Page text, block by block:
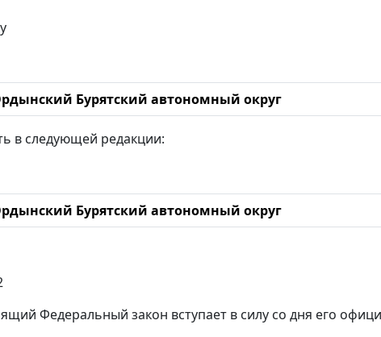
Бурятский автономный округ
в следующей редакции:
Бурятский автономный округ
Федеральный закон вступает в силу со дня его